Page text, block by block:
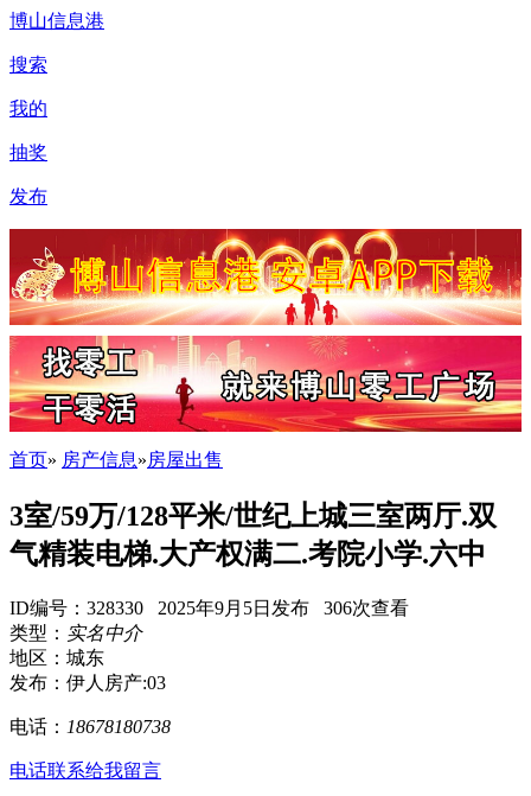
博山信息港
搜索
我的
抽奖
发布
首页» 房产信息»房屋出售
3室/59万/128平米/世纪上城三室两厅.双
气精装电梯.大产权满二.考院小学.六中
ID编号：328330 2025年9月5日发布 306次查看
类型： 实名中介
地区：城东
发布：伊人房产:03
电话： 18678180738
电话联系给我留言